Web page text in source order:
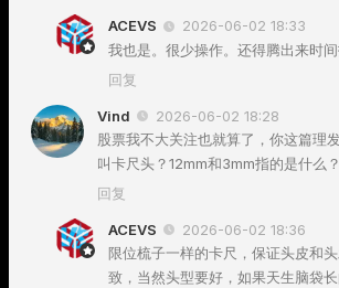
ACEVS
2026-06-02 18:33
我也是。很少操作。还得腾出来时间
回复
Vind
2026-06-02 18:28
股票我不大关注也就算了，你这篇理
叫卡尺头？12mm和3mm指的是什么？
回复
ACEVS
2026-06-02 18:36
限位梳子一样的卡尺，保证头皮和
致，当然头型要好，如果天生脑袋